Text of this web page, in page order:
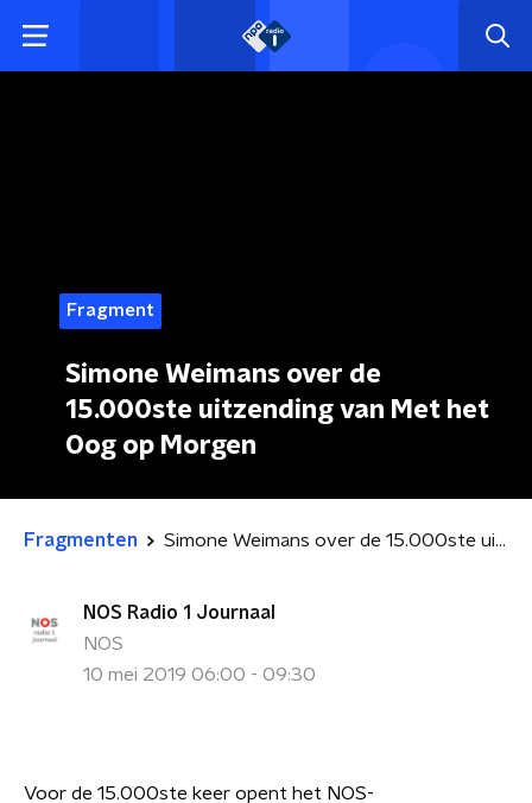
Fragment
Simone Weimans over de
15.000ste uitzending van Met het
Oog op Morgen
Fragmenten Simone Weimans over de 15.000ste uitzending van Met het Oog op Morgen
NOS Radio 1 Journaal
NOS
10 mei 2019 06:00 - 09:30
Voor de 15.000ste keer opent het NOS-